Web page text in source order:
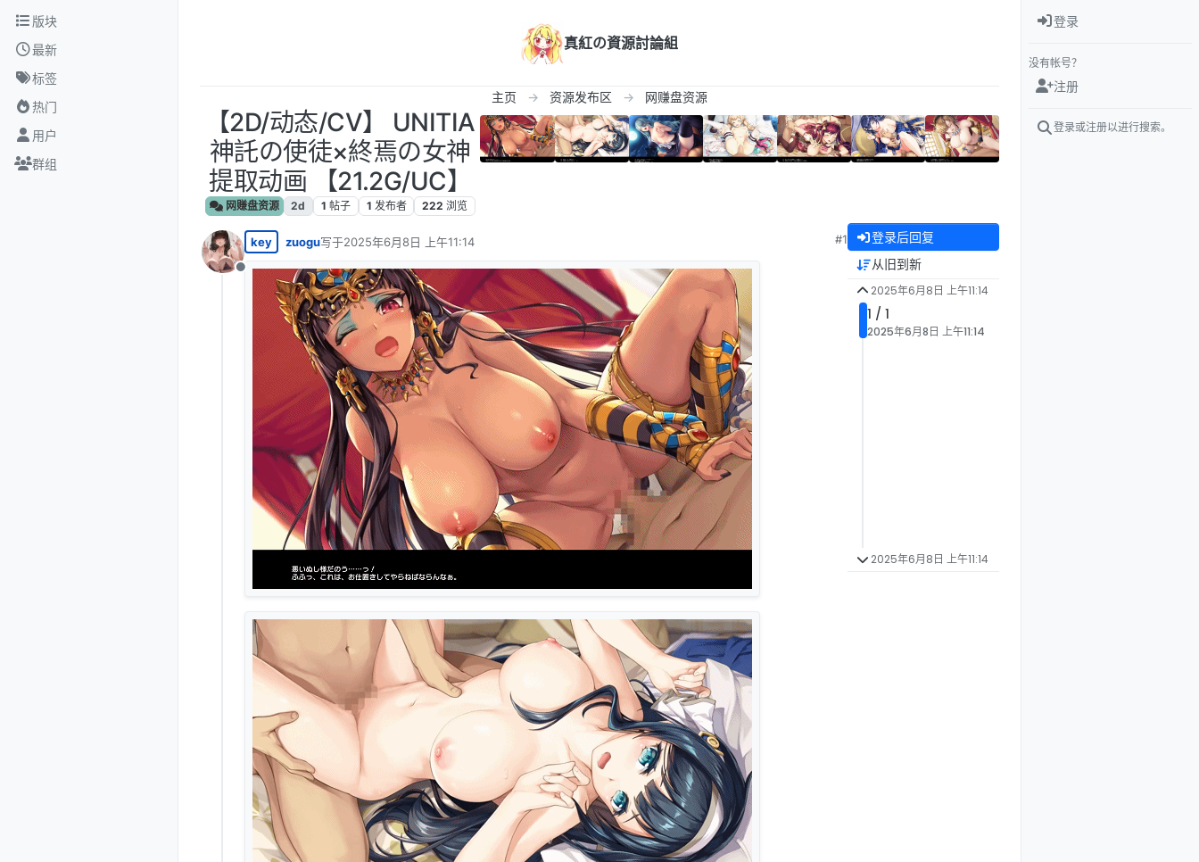
跳转至内容
版块
最新
标签
热门
用户
群组
真紅の資源討論組
主页 资源发布区 网赚盘资源
【2D/动态/CV】 UNITIA
神託の使徒×終焉の女神
提取动画 【21.2G/UC】
网赚盘资源 2d 1 帖子 1 发布者 222 浏览
离线
key zuogu写于2025年6月8日 上午11:14
最后由 编辑
#1 登录后回复
从旧到新
2025年6月8日 上午11:14
1 / 1
2025年6月8日 上午11:14
2025年6月8日 上午11:14
登录
没有帐号？
注册
登录或注册以进行搜索。